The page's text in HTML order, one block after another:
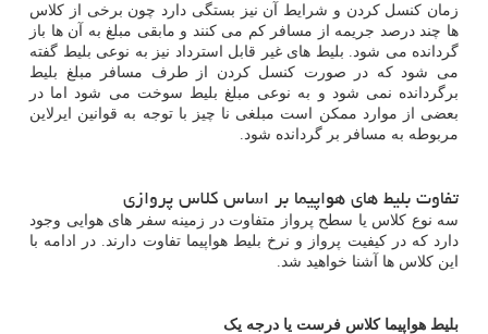
زمان کنسل کردن و شرایط آن نیز بستگی دارد چون برخی از کلاس
ها چند درصد جریمه از مسافر کم می کنند و مابقی مبلغ به آن ها باز
گردانده می شود. بلیط های غیر قابل استرداد نیز به نوعی بلیط گفته
می شود که در صورت کنسل کردن از طرف مسافر مبلغ بلیط
برگردانده نمی شود و به نوعی مبلغ بلیط سوخت می شود اما در
بعضی از موارد ممکن است مبلغی نا چیز با توجه به قوانین ایرلاین
مربوطه به مسافر بر گردانده شود.
تفاوت بلیط های هواپیما بر اساس کلاس پروازی
سه نوع کلاس یا سطح پرواز متفاوت در زمینه سفر های هوایی وجود
دارد که در کیفیت پرواز و نرخ بلیط هواپیما تفاوت دارند. در ادامه با
این کلاس ها آشنا خواهید شد.
بلیط هواپیما کلاس فرست یا درجه یک